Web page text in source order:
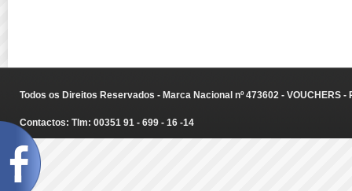
Todos os Direitos Reservados - Marca Nacional nº 473602 - VOUCHERS
Contactos: Tlm: 00351 91 - 699 - 16 -14